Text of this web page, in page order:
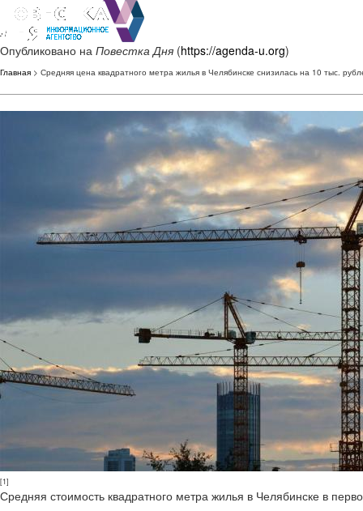
Опубликовано на Повестка Дня (https://agenda-u.org)
Главная > Средняя цена квадратного метра жилья в Челябинске снизилась на 10 тыс.
[1]
Средняя стоимость квадратного метра жилья в Челябинске в